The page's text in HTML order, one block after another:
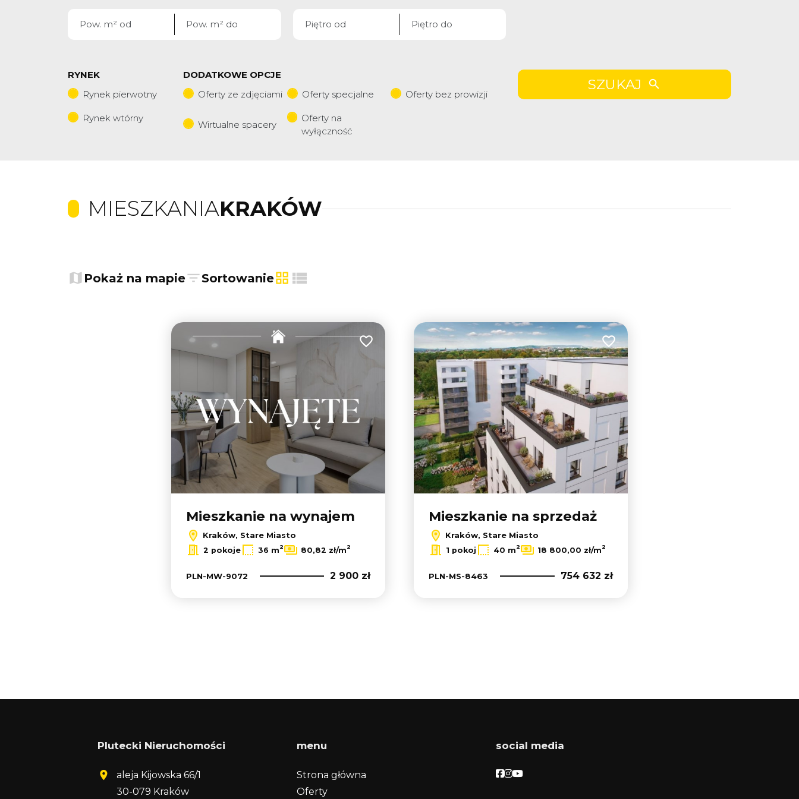
RYNEK
Rynek pierwotny
Rynek wtórny
DODATKOWE OPCJE
Oferty ze zdjęciami
Oferty specjalne Oferty bez prowizji
Wirtualne spacery
Oferty na
wyłączność
SZUKAJ
MIESZKANIAKRAKÓW
−
Pokaż na mapie Sortowanie
tabela
lista
Dodaj do ulubionych
Mieszkanie na wynajem
Kraków, Stare Miasto
2 pokoje 36 m2 80,82 zł/m2
PLN-MW-9072 2 900 zł
Dodaj do ulubionych
Mieszkanie na sprzedaż
Kraków, Stare Miasto
1 pokoj 40 m2 18 800,00 zł/m2
PLN-MS-8463 754 632 zł
Plutecki Nieruchomości
aleja Kijowska 66/1
30-079 Kraków
menu
Strona główna
Oferty
social media
Facebook
Facebook
Facebook